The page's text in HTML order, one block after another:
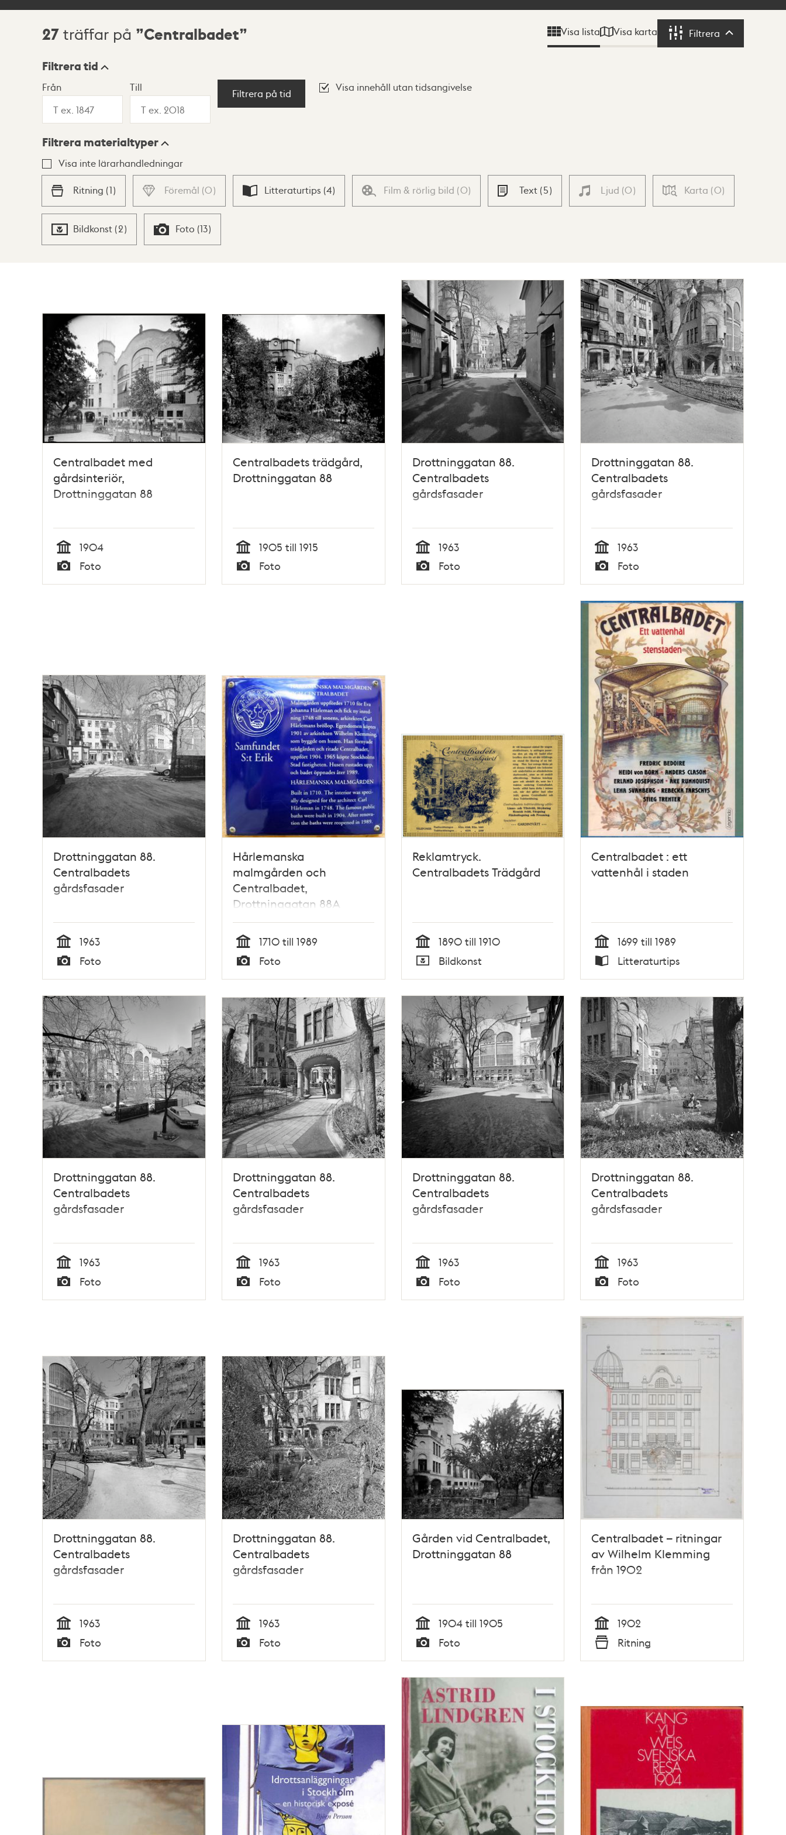
Sökresultat
27 träffar på Centralbadet Visa lista Visa karta Filtrera Filtrera
Visningsläge
Lista Karta
Filtrera tid
Från Till
Filtrera på tid
Visa innehåll utan tidsangivelse
Filtrera materialtyper
Visa inte lärarhandledningar
Ritning (1) Föremål (0) Litteraturtips (4) Film & rörlig bild (0) Text (5) Ljud (0) Karta (0)
Bildkonst (2) Foto (13)
Centralbadet med
gårdsinteriör,
Drottninggatan 88
Tid
1904
Typ
Foto
Centralbadets trädgård,
Drottninggatan 88
Tid
1905 till 1915
Typ
Foto
Drottninggatan 88.
Centralbadets
gårdsfasader
Tid
1963
Typ
Foto
Drottninggatan 88.
Centralbadets
gårdsfasader
Tid
1963
Typ
Foto
Drottninggatan 88.
Centralbadets
gårdsfasader
Tid
1963
Foto
Hårlemanska
malmgården och
Centralbadet,
Drottninggatan 88A
(Islandet 20)
Tid
1710 till 1989
Foto
Reklamtryck.
Centralbadets Trädgård
Tid
1890 till 1910
Bildkonst
Centralbadet : ett
vattenhål i staden
Tid
1699 till 1989
Litteraturtips
Drottninggatan 88.
Centralbadets
gårdsfasader
Tid
1963
Typ
Foto
Drottninggatan 88.
Centralbadets
gårdsfasader
Tid
1963
Typ
Foto
Drottninggatan 88.
Centralbadets
gårdsfasader
Tid
1963
Typ
Foto
Drottninggatan 88.
Centralbadets
gårdsfasader
Tid
1963
Typ
Foto
Drottninggatan 88.
Centralbadets
gårdsfasader
Tid
1963
Foto
Drottninggatan 88.
Centralbadets
gårdsfasader
Tid
1963
Foto
Gården vid Centralbadet,
Drottninggatan 88
Tid
1904 till 1905
Foto
Centralbadet – ritningar
av Wilhelm Klemming
från 1902
Tid
1902
Ritning